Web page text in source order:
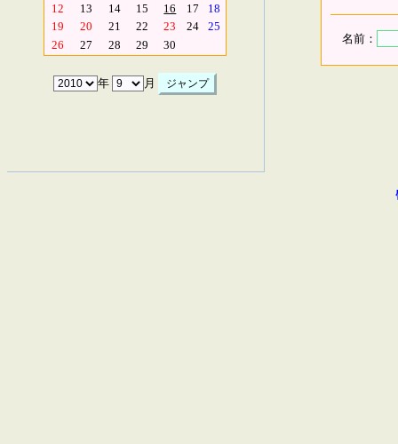
12
13 14 15 16 17
18
19
20 21 22 23 24
25
26
27 28 29 30
年 月
名前：